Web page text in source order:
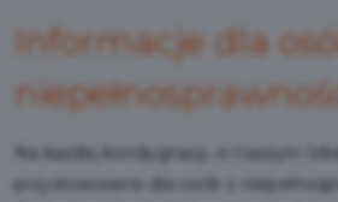
Informacje dla
Na każdej kondygnacji, w naszym
przystosowane dla osób z